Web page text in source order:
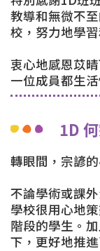
教導和無微不
校，努力地學習
衷心地感恩苡
一位成員都生
1D
轉眼間，宗諺
不論學術或課
學校很用心地
階段的學生。
下，更好地推